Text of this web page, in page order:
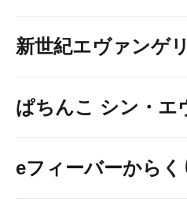
新世紀エヴァンゲ
ぱちんこ シン・エ
eフィーバーから